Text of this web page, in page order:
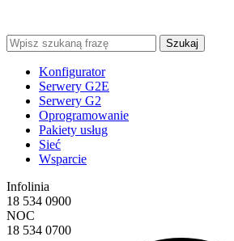
Szukaj
Konfigurator
Serwery G2E
Serwery G2
Oprogramowanie
Pakiety usług
Sieć
Wsparcie
Infolinia
18 534 0900
NOC
18 534 0700